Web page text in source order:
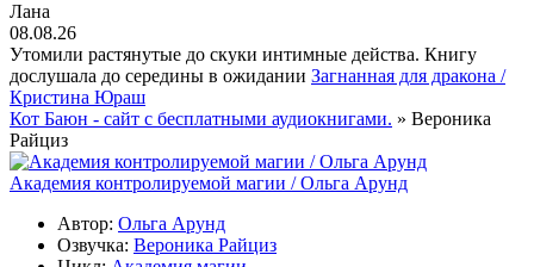
Лана
08.08.26
Утомили растянутые до скуки интимные действа. Книгу
дослушала до середины в ожидании Загнанная для дракона /
Кристина Юраш
Кот Баюн - сайт с бесплатными аудиокнигами. » Вероника
Райциз
Академия контролируемой магии / Ольга Арунд
Автор: Ольга Арунд
Озвучка: Вероника Райциз